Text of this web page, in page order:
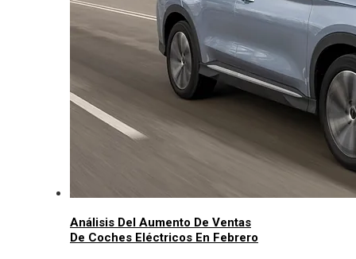
Análisis Del Aumento De Ventas
De Coches Eléctricos En Febrero